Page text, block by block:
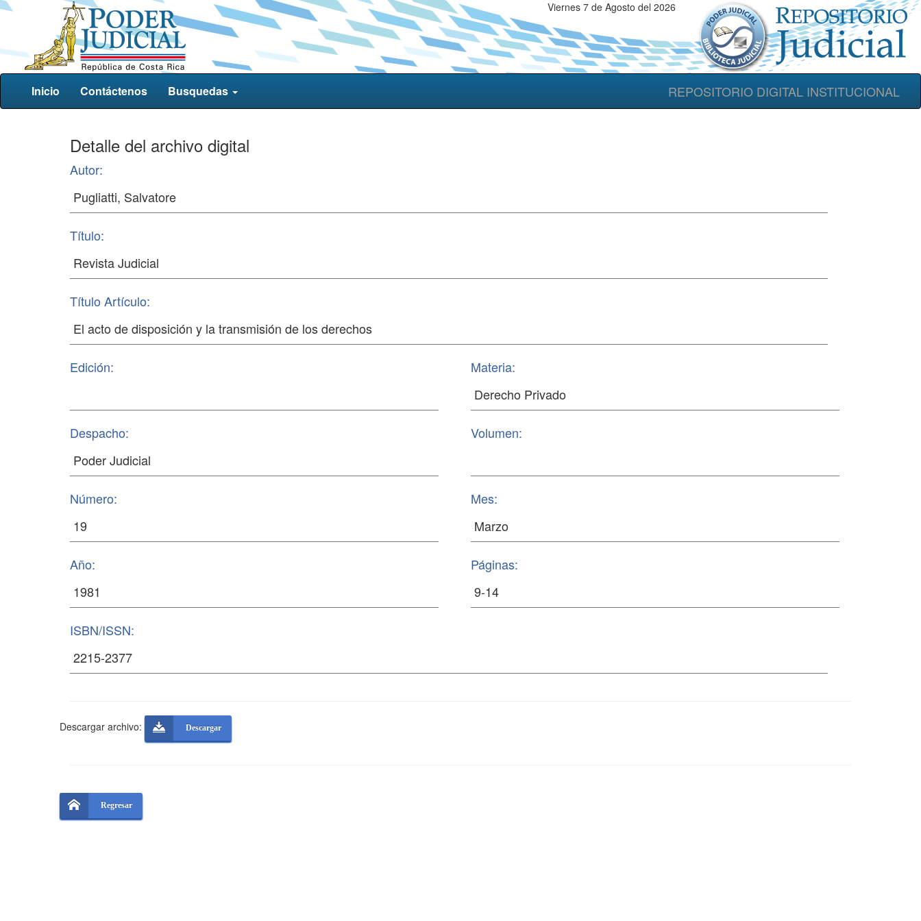
Viernes 7 de Agosto del 2026
REPOSITORIO DIGITAL INSTITUCIONAL
Inicio Contáctenos Busquedas
Detalle del archivo digital
Autor:
Título:
Título Artículo:
Edición: Materia:
Despacho: Volumen:
Número: Mes:
Año: Páginas:
ISBN/ISSN:
Descargar archivo: Descargar
Regresar